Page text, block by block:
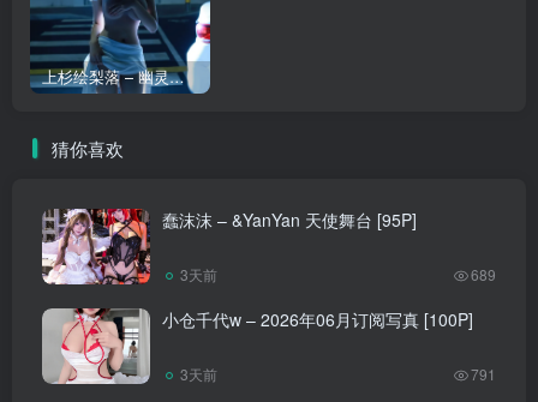
上杉绘梨落 – 幽灵娘 [37P]
猜你喜欢
蠢沫沫 – &YanYan 天使舞台 [95P]
3天前 689
小仓千代w – 2026年06月订阅写真 [100P]
3天前 791